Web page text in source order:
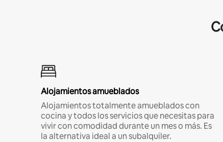
Alojamientos amueblados
Alojamientos totalmente amueblados con
cocina y todos los servicios que necesitas para
vivir con comodidad durante un mes o más. Es
la alternativa ideal a un subalquiler.